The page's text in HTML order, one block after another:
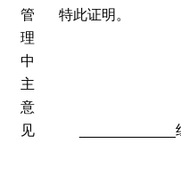
管
理
中
主
意
见
特此证明。
____________